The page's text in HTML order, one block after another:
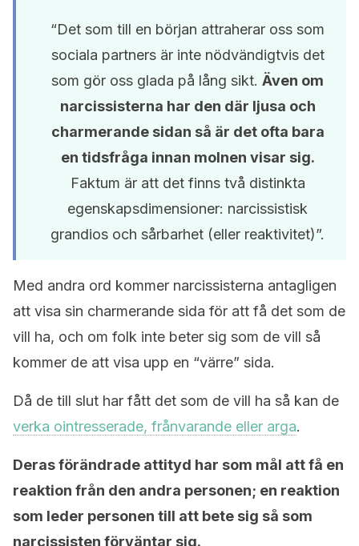
“Det som till en början attraherar oss som
sociala partners är inte nödvändigtvis det
som gör oss glada på lång sikt. Även om
narcissisterna har den där ljusa och
charmerande sidan så är det ofta bara
en tidsfråga innan molnen visar sig.
Faktum är att det finns två distinkta
egenskapsdimensioner: narcissistisk
grandios och sårbarhet (eller reaktivitet)”.
Med andra ord kommer narcissisterna antagligen
att visa sin charmerande sida för att få det som de
vill ha, och om folk inte beter sig som de vill så
kommer de att visa upp en “värre” sida.
Då de till slut har fått det som de vill ha så kan de
verka ointresserade, frånvarande eller arga.
Deras förändrade attityd har som mål att få en
reaktion från den andra personen; en reaktion
som leder personen till att bete sig så som
narcissisten förväntar sig.